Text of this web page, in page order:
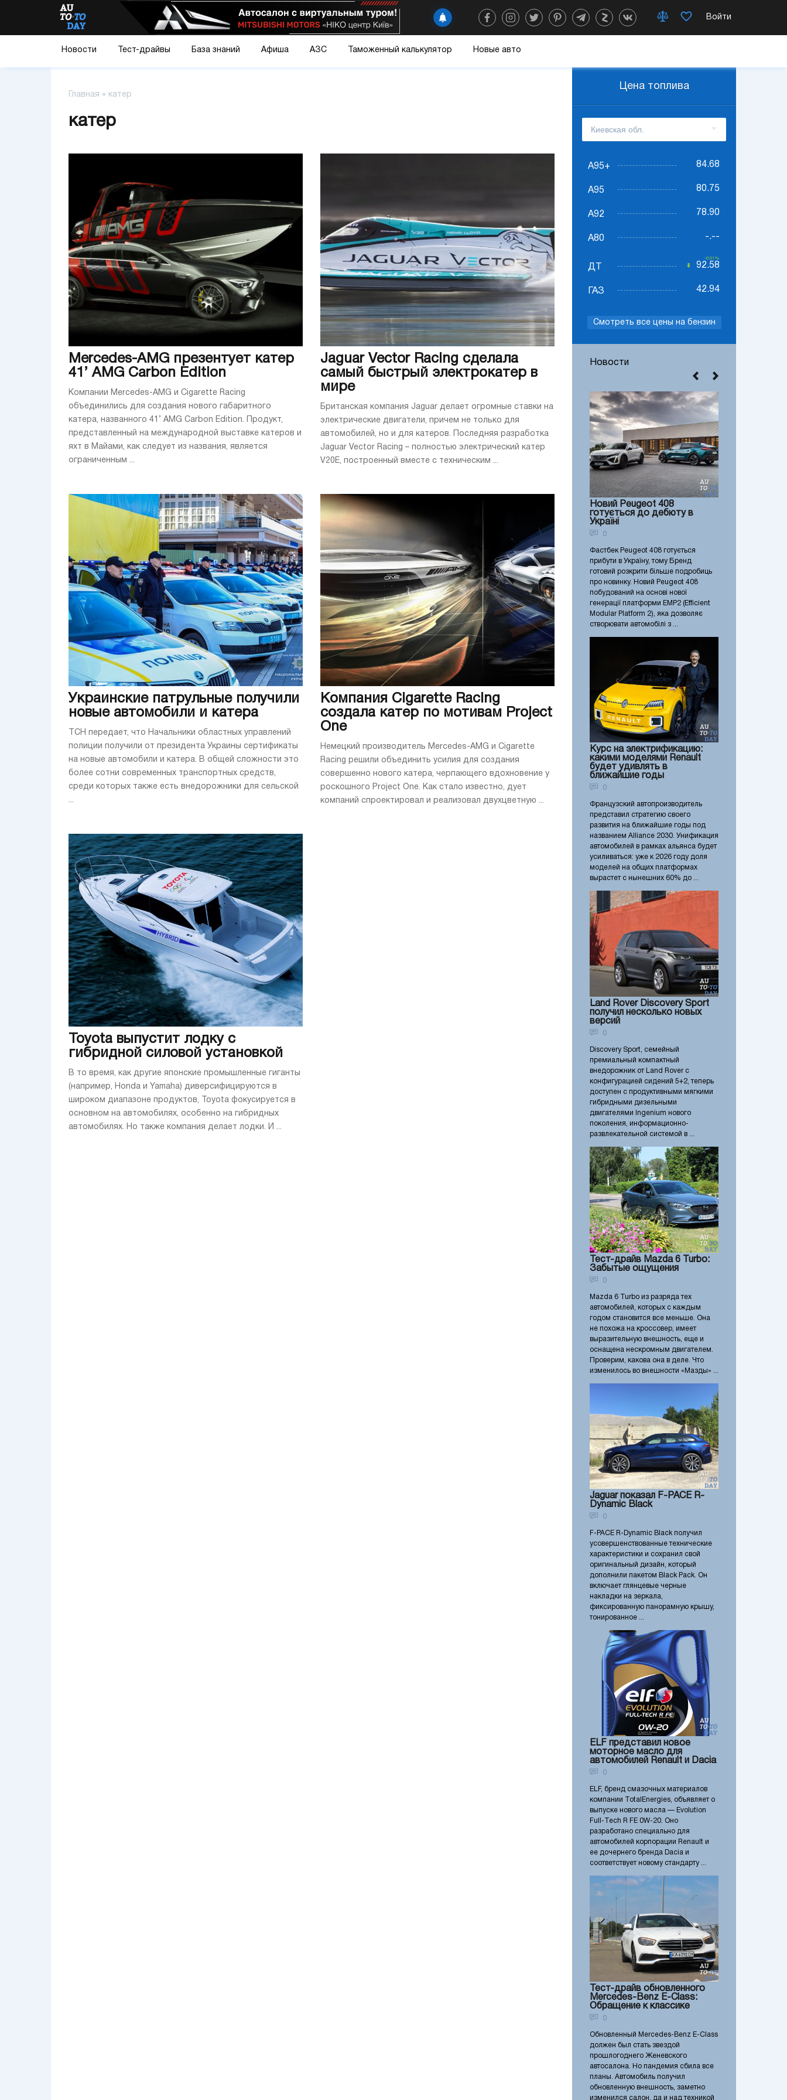
Войти
Новости Тест-драйвы База знаний Афиша АЗС Таможенный калькулятор Новые авто
Главная » катер
катер
Mercedes-AMG презентует катер
41’ AMG Carbon Edition
Компании Mercedes-AMG и Cigarette Racing
объединились для создания нового габаритного
катера, названного 41’ AMG Carbon Edition. Продукт,
представленный на международной выставке катеров и
яхт в Майами, как следует из названия, является
ограниченным ...
Jaguar Vector Racing сделала
самый быстрый электрокатер в
мире
Британская компания Jaguar делает огромные ставки на
электрические двигатели, причем не только для
автомобилей, но и для катеров. Последняя разработка
Jaguar Vector Racing – полностью электрический катер
V20E, построенный вместе с техническим ...
Украинские патрульные получили
новые автомобили и катера
ТСН передает, что Начальники областных управлений
полиции получили от президента Украины сертификаты
на новые автомобили и катера. В общей сложности это
более сотни современных транспортных средств,
среди которых также есть внедорожники для сельской
...
Компания Cigarette Racing
создала катер по мотивам Project
One
Немецкий производитель Mercedes-AMG и Cigarette
Racing решили объединить усилия для создания
совершенно нового катера, черпающего вдохновение у
роскошного Project One. Как стало известно, дует
компаний спроектировал и реализовал двухцветную ...
Toyota выпустит лодку с
гибридной силовой установкой
В то время, как другие японские промышленные гиганты
(например, Honda и Yamaha) диверсифицируются в
широком диапазоне продуктов, Toyota фокусируется в
основном на автомобилях, особенно на гибридных
автомобилях. Но также компания делает лодки. И ...
Цена топлива
А95+ 84.68
А95 80.75
А92 78.90
А80 -.--
ДТ
-0.51%
92.58
ГАЗ 42.94
Смотреть все цены на бензин
Новости
Новий Peugeot 408
готується до дебюту в
Україні
0
Фастбек Peugeot 408 готується
прибути в Україну, тому Бренд
готовий розкрити більше подробиць
про новинку. Новий Peugeot 408
побудований на основі нової
генерації платформи EMP2 (Efficient
Modular Platform 2), яка дозволяє
створювати автомобілі з ...
Курс на электрификацию:
какими моделями Renault
будет удивлять в
ближайшие годы
0
Французский автопроизводитель
представил стратегию своего
развития на ближайшие годы под
названием Alliance 2030. Унификация
автомобилей в рамках альянса будет
усиливаться: уже к 2026 году доля
моделей на общих платформах
вырастет с нынешних 60% до ...
Land Rover Discovery Sport
получил несколько новых
версий
0
Discovery Sport, семейный
премиальный компактный
внедорожник от Land Rover с
конфигурацией сидений 5+2, теперь
доступен с продуктивными мягкими
гибридными дизельными
двигателями Ingenium нового
поколения, информационно-
развлекательной системой в ...
Тест-драйв Mazda 6 Turbo:
Забытые ощущения
0
Mazda 6 Turbo из разряда тех
автомобилей, которых с каждым
годом становится все меньше. Она
не похожа на кроссовер, имеет
выразительную внешность, еще и
оснащена нескромным двигателем.
Проверим, какова она в деле. Что
изменилось во внешности «Мазды» ...
Jaguar показал F-PACE R-
Dynamic Black
0
F-PACE R-Dynamic Black получил
усовершенствованные технические
характеристики и сохранил свой
оригинальный дизайн, который
дополнили пакетом Black Pack. Он
включает глянцевые черные
накладки на зеркала,
фиксированную панорамную крышу,
тонированное ...
ELF представил новое
моторное масло для
автомобилей Renault и Dacia
0
ELF, бренд смазочных материалов
компании TotalEnergies, объявляет о
выпуске нового масла — Evolution
Full-Tech R FE 0W-20. Оно
разработано специально для
автомобилей корпорации Renault и
ее дочернего бренда Dacia и
соответствует новому стандарту ...
Тест-драйв обновленного
Mercedes-Benz E-Class:
Обращение к классике
0
Обновленный Mercedes-Benz E-Class
должен был стать звездой
прошлогоднего Женевского
автосалона. Но пандемия сбила все
планы. Автомобиль получил
обновленную внешность, заметно
изменился салон, да и над техникой